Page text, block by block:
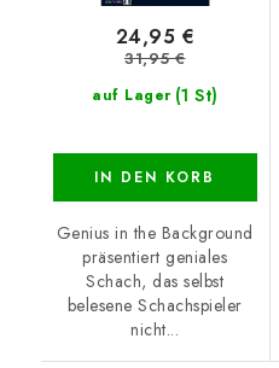
auf Lager (1 St)
24,95 €
31,95 €
IN DEN KORB
Genius in the Background
präsentiert geniales
Schach, das selbst
belesene Schachspieler
nicht...